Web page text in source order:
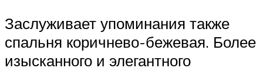
Заслуживает упоминания также
спальня коричнево-бежевая. Более
изысканного и элегантного